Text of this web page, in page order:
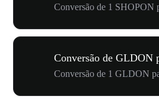
Conversão de 1 SHOPON
Conversão de GLDON
Conversão de 1 GLDON